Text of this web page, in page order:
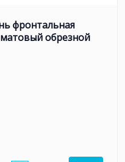
фронтальная
обрезной